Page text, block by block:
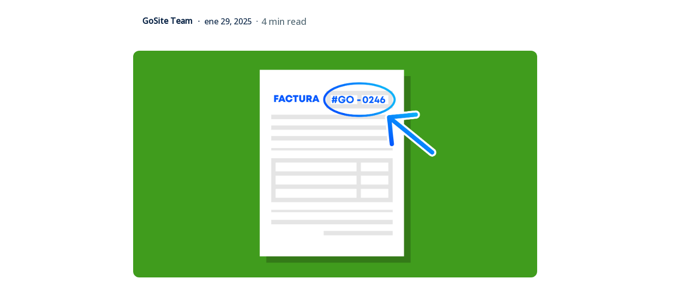
GoSite Team ene 29, 2025 4 min read